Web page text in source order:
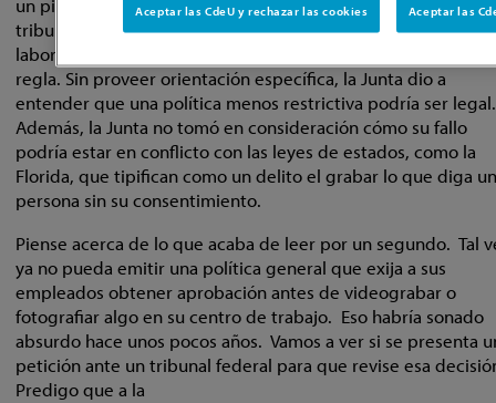
un piquete o grabar pruebas que se vayan a presentar ante
tribunales administrativos o judiciales con respecto a
laborales”. Por fin, le ordenó a Whole Foods que revocara la
regla. Sin proveer orientación específica, la Junta dio a
entender que una política menos restrictiva podría ser legal.
Además, la Junta no tomó en consideración cómo su fallo
podría estar en conflicto con las leyes de estados, como la
Florida, que tipifican como un delito el grabar lo que diga
persona sin su consentimiento.
Piense acerca de lo que acaba de leer por un segundo. Tal
ya no pueda emitir una política general que exija a sus
empleados obtener aprobación antes de videograbar o
fotografiar algo en su centro de trabajo. Eso habría sonado
absurdo hace unos pocos años. Vamos a ver si se presenta
petición ante un tribunal federal para que revise esa
Predigo que a la
Aceptar las CdeU y rechazar las cookies